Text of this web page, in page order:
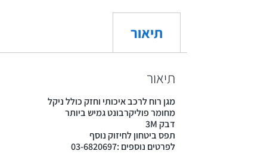
תיאור
תיאור
מגן רוח לרכב איכותי וחזק כולל ניקל
מחומר פוליקרבונט גמיש ביותר
דבק 3M
תפס ביטחון לחיזוק נוסף
לפרטים נוספים :03-6820697